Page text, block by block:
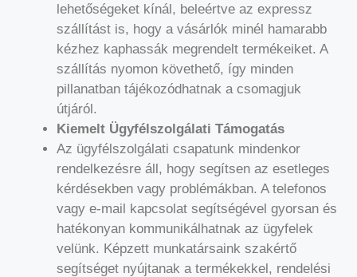
lehetőségeket kínál, beleértve az expressz
szállítást is, hogy a vásárlók minél hamarabb
kézhez kaphassák megrendelt termékeiket. A
szállítás nyomon követhető, így minden
pillanatban tájékozódhatnak a csomagjuk
útjáról.
Kiemelt Ügyfélszolgálati Támogatás
Az ügyfélszolgálati csapatunk mindenkor
rendelkezésre áll, hogy segítsen az esetleges
kérdésekben vagy problémákban. A telefonos
vagy e-mail kapcsolat segítségével gyorsan és
hatékonyan kommunikálhatnak az ügyfelek
velünk. Képzett munkatársaink szakértő
segítséget nyújtanak a termékekkel, rendelési